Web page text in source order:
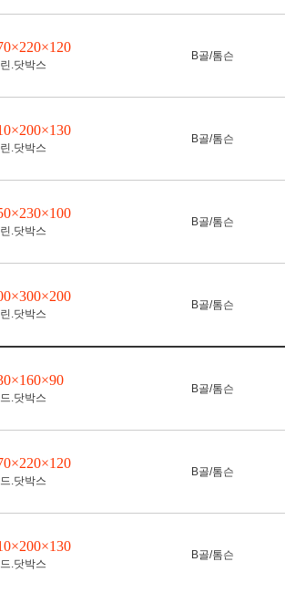
.닷박스
B골/톰슨
.닷박스
B골/톰슨
.닷박스
B골/톰슨
.닷박스
B골/톰슨
.닷박스
B골/톰슨
.닷박스
B골/톰슨
.닷박스
B골/톰슨